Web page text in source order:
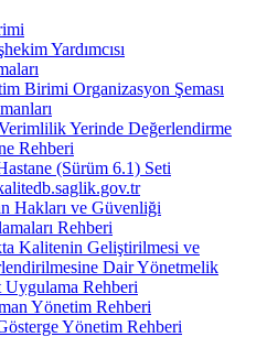
Yardımcısı
Birimi Organizasyon Şeması
Yerinde Değerlendirme
Rehberi
(Sürüm 6.1) Seti
Hakları ve Güvenliği
Rehberi
Kalitenin Geliştirilmesi ve
Dair Yönetmelik
Uygulama Rehberi
Yönetim Rehberi
Yönetim Rehberi